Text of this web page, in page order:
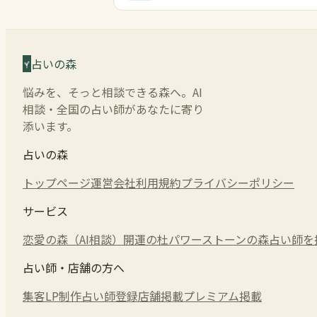
占いの森
悩みを、そっと相談できる森へ。AI
相談・全国の占い師があなたに寄り
添います。
占いの森
トップページ運営会社利用規約プライバシーポリシー
サービス
恋愛の森（AI相談） 開運の杜パワーストーンの森占い師
占い師・店舗の方へ
集客LP制作占い師登録店舗掲載プレミアム掲載